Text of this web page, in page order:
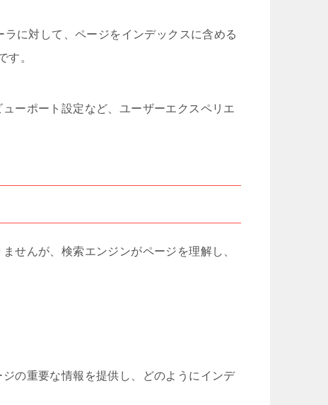
ラに対して、ページをインデックスに含める
す。
ーポート設定など、ユーザーエクスペリエ
せんが、検索エンジンがページを理解し、
の重要な情報を提供し、どのようにインデ